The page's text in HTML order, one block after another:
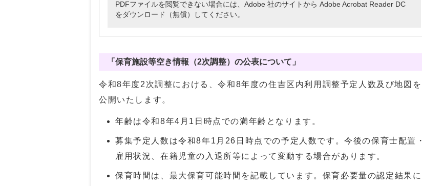
PDFファイルを閲覧できない場合には、Adobe 社のサイトから Adobe Acrobat Reader DC
をダウンロード（無償）してください。
「保育施設等空き情報（2次調整）の公表について」
令和8年度2次調整における、令和8年度の住吉区内利用調整予定人数及び地図を
公開いたします。
年齢は令和8年4月1日時点での満年齢となります。
募集予定人数は令和8年1月26日時点での予定人数です。今後の保育士配置・
雇用状況、在籍児童の入退所等によって変動する場合があります。
保育時間は、最大保育可能時間を記載しています。保育必要量の認定結果に